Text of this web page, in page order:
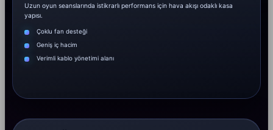
Uzun oyun seanslarında istikrarlı performans için hava akışı odaklı kasa
yapısı.
Çoklu fan desteği
Geniş iç hacim
Verimli kablo yönetimi alanı